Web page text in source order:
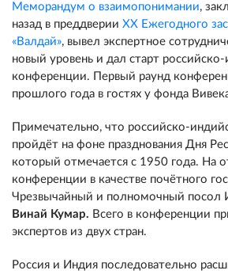
Меморандум о взаимопонимании,
назад в преддверии XX Ежегодного
«Валдай», вывел экспертное
новый уровень и дал старт
конференции. Первый раунд
прошлого года в гостях у фонда
Примечательно, что российско-
пройдёт на фоне празднования Дня
который отмечается с 1950 года. На
конференции в качестве почётного
Чрезвычайный и полномочный посол
Винай Кумар. Всего в конференции
экспертов из двух стран.
Россия и Индия последовательно